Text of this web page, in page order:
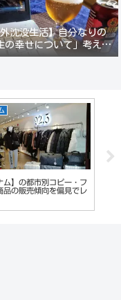
沈没生活】自分なりの
の幸せについて」考えて
みる。
に入りのスニーカーをゴルフ
ーズに自分で改造。総額
円でエアジョーダンゴルフ